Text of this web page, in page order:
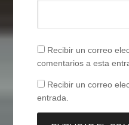
Recibir un correo
comentarios a esta
Recibir un correo
entrada.